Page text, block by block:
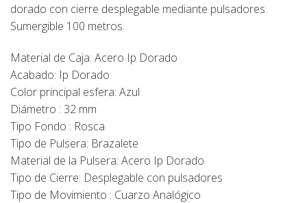
dorado con cierre desplegable mediante pulsadores.
Sumergible 100 metros.
Material de Caja: Acero Ip Dorado
Acabado: Ip Dorado
Color principal esfera: Azul
Diámetro : 32 mm
Tipo Fondo : Rosca
Tipo de Pulsera: Brazalete
Material de la Pulsera: Acero Ip Dorado
Tipo de Cierre: Desplegable con pulsadores
Tipo de Movimiento : Cuarzo Analógico